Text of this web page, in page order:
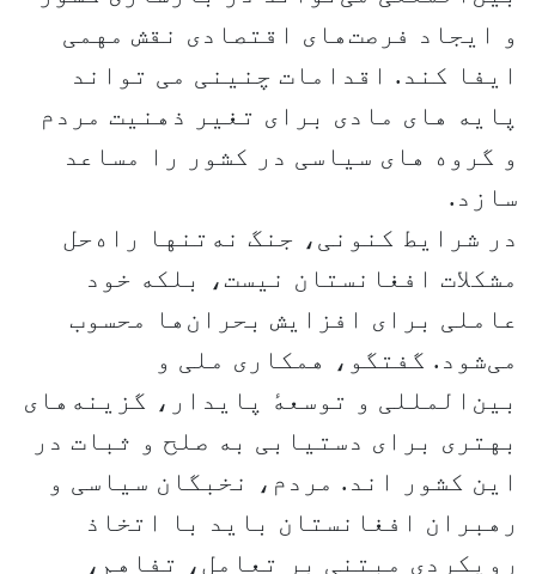
و ایجاد فرصت‌های اقتصادی نقش مهمی
ایفا کند. اقدامات چنینی می تواند
پایه های مادی برای تغیر ذهنیت مردم
و گروه های سیاسی در کشور را مساعد
سازد.
در شرایط کنونی، جنگ نه‌تنها راه‌حل
مشکلات افغانستان نیست، بلکه خود
عاملی برای افزایش بحران‌ها محسوب
می‌شود. گفتگو، همکاری ملی و
بین‌المللی و توسعهٔ پایدار، گزینه‌های
بهتری برای دستیابی به صلح و ثبات در
این کشور اند. مردم، نخبگان سیاسی و
رهبران افغانستان باید با اتخاذ
رویکردی مبتنی بر تعامل، تفاهم،